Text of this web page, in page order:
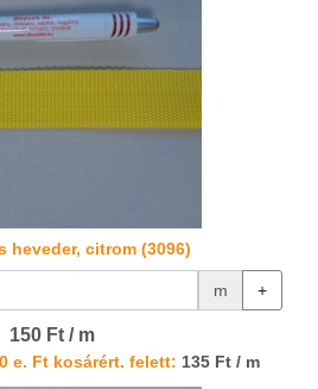
heveder, citrom (3096)
m +
150 Ft / m
e. Ft kosárért. felett: 135 Ft / m